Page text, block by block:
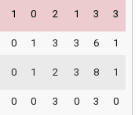
1 0 2 1 3 3
0 1 3 3 6 1
0 1 2 3 8 1
0 0 3 0 3 0